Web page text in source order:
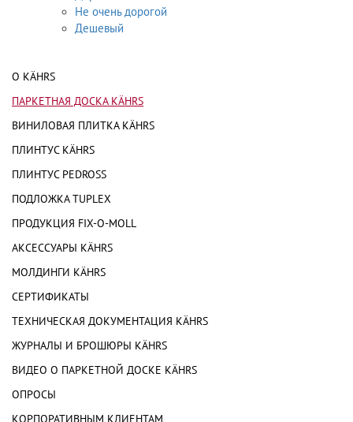
Не очень дорогой
Дешевый
О KÄHRS
ПАРКЕТНАЯ ДОСКА KÄHRS
ВИНИЛОВАЯ ПЛИТКА KÄHRS
ПЛИНТУС KÄHRS
ПЛИНТУС PEDROSS
ПОДЛОЖКА TUPLEX
ПРОДУКЦИЯ FIX-O-MOLL
АКСЕССУАРЫ KÄHRS
МОЛДИНГИ KÄHRS
СЕРТИФИКАТЫ
ТЕХНИЧЕСКАЯ ДОКУМЕНТАЦИЯ KÄHRS
ЖУРНАЛЫ И БРОШЮРЫ KÄHRS
ВИДЕО О ПАРКЕТНОЙ ДОСКЕ KÄHRS
ОПРОСЫ
КОРПОРАТИВНЫМ КЛИЕНТАМ